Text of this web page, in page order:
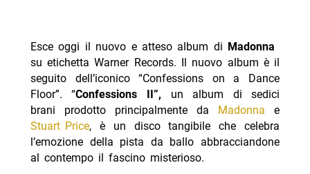
Esce oggi il nuovo e atteso album di Madonna
su etichetta Warner Records. Il nuovo album è il
seguito dell’iconico “Confessions on a Dance
Floor”. “Confessions II”, un album di sedici
brani prodotto principalmente da
Madonna e
Stuart Price, è un disco tangibile che celebra
l’emozione della pista da ballo abbracciandone
al contempo il fascino misterioso.